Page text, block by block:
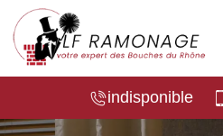
indisponible